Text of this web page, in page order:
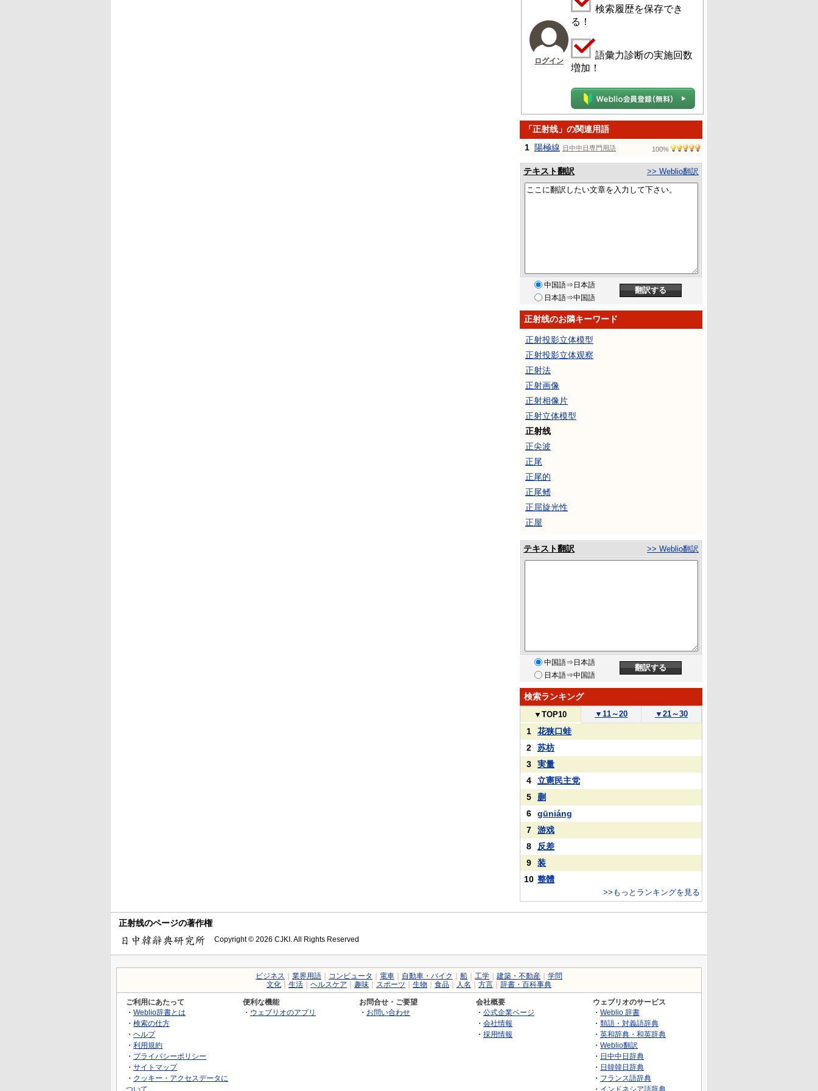
ログイン
検索履歴を保存でき
る！
語彙力診断の実施回数
増加！
「正射线」の関連用語
1 陽極線 日中中日専門用語 100%
テキスト翻訳 >> Weblio翻訳
中国語⇒日本語
日本語⇒中国語
正射线のお隣キーワード
正射投影立体模型
正射投影立体观察
正射法
正射画像
正射相像片
正射立体模型
正射线
正尖波
正尾
正尾的
正尾鳍
正屈旋光性
正屋
テキスト翻訳 >> Weblio翻訳
中国語⇒日本語
日本語⇒中国語
検索ランキング
▼ TOP10 ▼ 11～20 ▼ 21～30
1
花狭口蛙
2
苏枋
3
実量
4
立憲民主党
5
蒯
6
gūniáng
7
游戏
8
反差
9
装
10 整體
>>もっとランキングを見る
正射线のページの著作権
Copyright © 2026 CJKI. All Rights Reserved
ビジネス 業界用語 コンピュータ 電車 自動車・バイク 船 工学 建築・不動産
学問
文化
生活 ヘルスケア 趣味 スポーツ 生物 食品 人名 方言 辞書・百科事典
ご利用にあたって
・ Weblio辞書とは
・ 検索の仕方
・ ヘルプ
・ 利用規約
・ プライバシーポリシー
・ サイトマップ
・ クッキー・アクセスデータに
ついて
便利な機能
・ ウェブリオのアプリ
お問合せ・ご要望
・ お問い合わせ
会社概要
・ 公式企業ページ
・ 会社情報
・ 採用情報
ウェブリオのサービス
・ Weblio 辞書
・ 類語・対義語辞典
・ 英和辞典・和英辞典
・ Weblio翻訳
・ 日中中日辞典
・ 日韓韓日辞典
・ フランス語辞典
・ インドネシア語辞典